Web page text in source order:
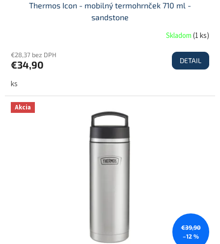
Thermos Icon - mobilný termohrnček 710 ml -
sandstone
Skladom(1 ks)
€28,37 bez DPH
€34,90 DETAIL
ks
Akcia
€39,90
–12 %